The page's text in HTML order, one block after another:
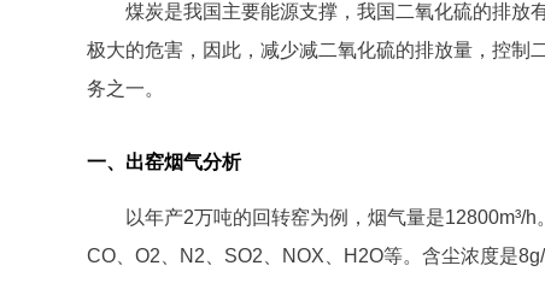
煤炭是我国主要能源支撑，我国二氧化硫的排放
极大的危害，因此，减少减二氧化硫的排放量，控制
务之一。
一、出窑烟气分析
以年产2万吨的回转窑为例，烟气量是
CO、O2、N2、SO2、NOX、H2O等。含尘浓度是8g/